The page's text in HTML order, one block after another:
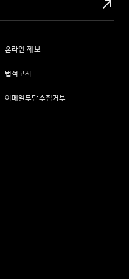
온라인 제보
법적고지
이메일무단수집거부